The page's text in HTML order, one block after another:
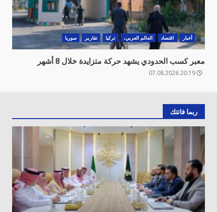
أخبار اقتصاد العالم العربي، تركيا تقارير سوريا
معبر كسب الحدودي يشهد حركة متزايدة خلال 8 أشهر
ربما فاتتك